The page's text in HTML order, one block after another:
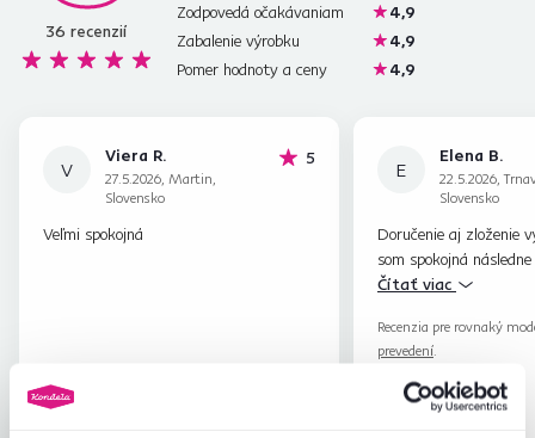
36 recenzií
Zodpovedá očakávaniam
4,9
Zabalenie výrobku
4,9
Pomer hodnoty a ceny
4,9
V
Viera R.
27.5.2026, Martin,
Slovensko
5hviezdičiek
Veľmi spokojná
Overený
E
Elena B.
22.5.2026,
Slovensko
Doručenie aj zloženie
som spokojná
druhý kus
Čítať viac
Recenzia pre rovnaký
prevedení.
Overený
nákup